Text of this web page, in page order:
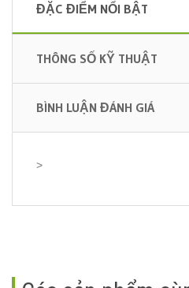
ĐẶC ĐIỂM NỔI BẬT
THÔNG SỐ KỸ THUẬT
BÌNH LUẬN ĐÁNH GIÁ
>